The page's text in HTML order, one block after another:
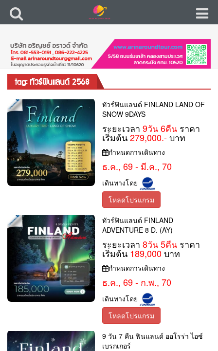
tag: ทัวร์ฟินแลนด์ 2568
ทัวร์ฟินแลนด์ FINLAND LAND OF
SNOW 9DAYS
ระยะเวลา9วัน 6คืน ราคา
เริ่มต้น279,000.-บาท
กำหนดการเดินทาง
ธ.ค., 69 - มี.ค., 70
เดินทางโดย
โหลดโปรแกรม
ทัวร์ฟินแลนด์ FINLAND
ADVENTURE 8 D. (AY)
ระยะเวลา8วัน 5คืน ราคา
เริ่มต้น 189,000บาท
กำหนดการเดินทาง
ธ.ค., 69 - ก.พ., 70
เดินทางโดย
โหลดโปรแกรม
9 วัน 7 คืน ฟินแลนด์ ออโรร่า ไอซ์
เบรกเกอร์